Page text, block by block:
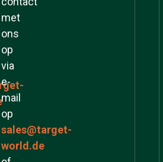
met
ons
op
via
e-
mail
op
sales@target-
world.de